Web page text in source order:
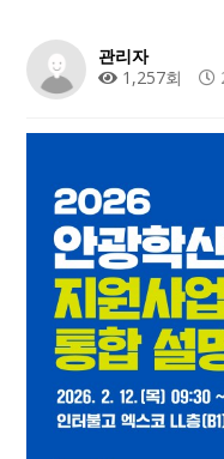
관리자
1,257회